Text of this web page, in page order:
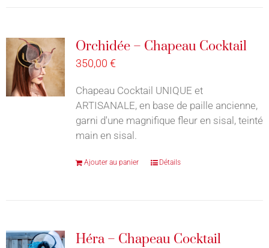
Orchidée – Chapeau Cocktail
350,00 €
Chapeau Cocktail UNIQUE et
ARTISANALE, en base de paille ancienne,
garni d'une magnifique fleur en sisal, teinté
main en sisal.
Ajouter au panier Détails
Héra – Chapeau Cocktail